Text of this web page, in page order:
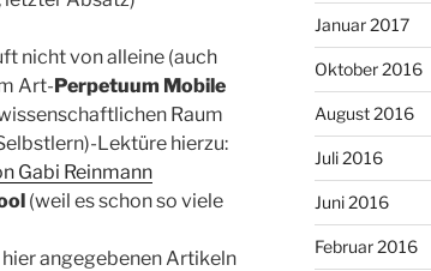
nicht von alleine (auch
Art-Perpetuum Mobile
Raum
Lektüre hierzu:
Gabi Reinmann
(weil es schon so viele
angegebenen Artikeln
Januar 2017
Oktober 2016
August 2016
Juli 2016
Juni 2016
Februar 2016